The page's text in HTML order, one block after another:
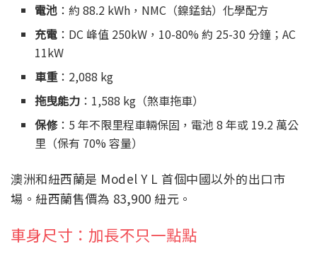
電池 ：約 88.2 kWh，NMC（鎳錳鈷）化學配方
充電 ：DC 峰值 250kW，10-80% 約 25-30 分鐘；AC
11kW
車重：2,088 kg
拖曳能力 ：1,588 kg（煞車拖車）
保修：5 年不限里程車輛保固，電池 8 年或 19.2 萬公
里（保有 70% 容量）
澳洲和紐西蘭是 Model Y L 首個中國以外的出口市
場。紐西蘭售價為 83,900 紐元。
車身尺寸：加長不只一點點